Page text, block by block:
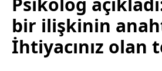
bir ilişkinin
İhtiyacınız olan